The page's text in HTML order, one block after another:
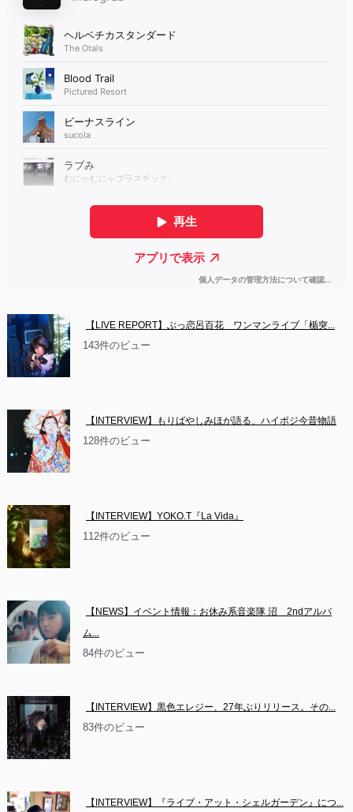
【LIVE REPORT】ぶっ恋呂百花　ワンマンライブ「楯突...
143件のビュー
【INTERVIEW】もりばやしみほが語る、ハイポジ今昔物語
128件のビュー
【INTERVIEW】YOKO.T『La Vida』
112件のビュー
【NEWS】イベント情報：お休み系音楽隊 沼　2ndアルバ
ム...
84件のビュー
【INTERVIEW】黒色エレジー、27年ぶりリリース。その...
83件のビュー
【INTERVIEW】『ライブ・アット・シェルガーデン』につ...